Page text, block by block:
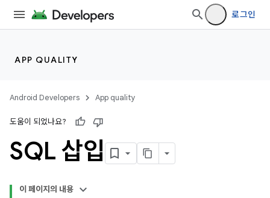
로그인
APP QUALITY
Android Developers App quality
도움이 되었나요?
SQL 삽입
이 페이지의 내용